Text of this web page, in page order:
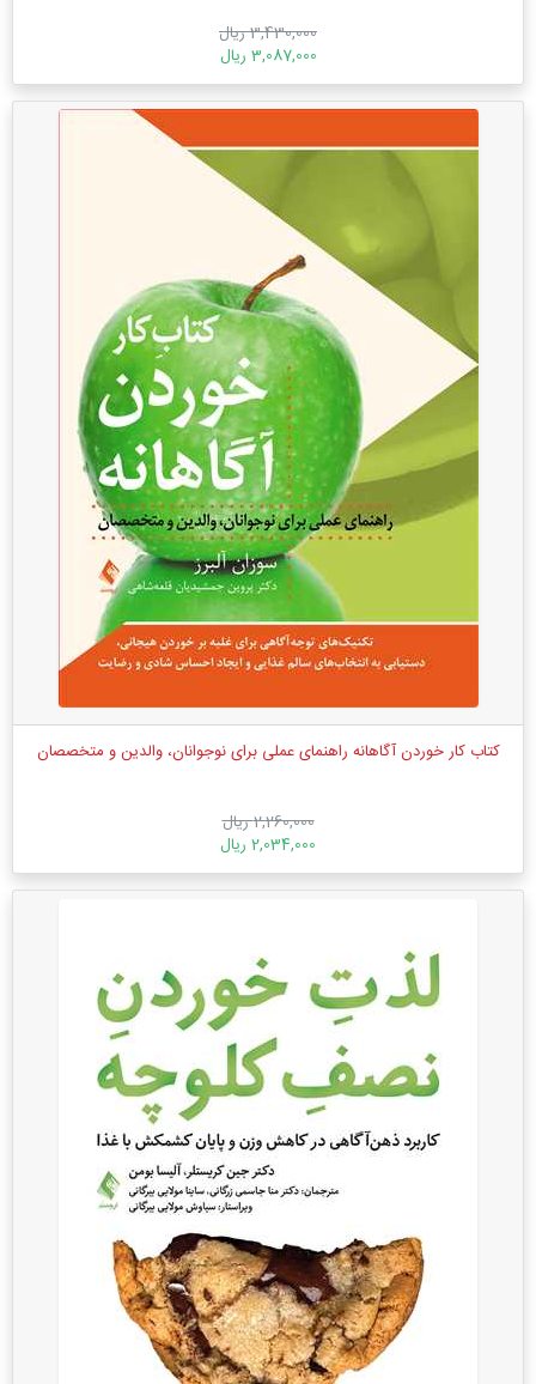
3,430,000 ریال
3,087,000 ریال
کتاب کار خوردن آگاهانه راهنمای عملی برای نوجوانان، والدین و متخصصان
2,260,000 ریال
2,034,000 ریال